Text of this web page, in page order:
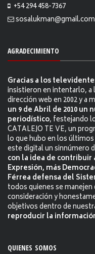
+54 294 458-7367
sosalukman@gmail.com
AGRADECIMIENTO
Gracias a los
insistieron en intentarlo, a
dirección web en 2002 y a
un 9 de Abril de 2010
periodístico, festejando
CATALEJO TE VE, un
lo que hubo en los
este digital un sinnúmero
con la idea de contribuir
Expresión, más
Férrea defensa del
todos quienes se
consideración y
objetivos dentro de
reproducir la
QUIENES SOMOS